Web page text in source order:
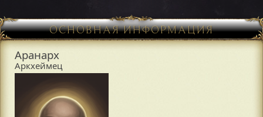
ОСНОВНАЯ ИНФОРМАЦИЯ
Аранарх
Аркхеймец